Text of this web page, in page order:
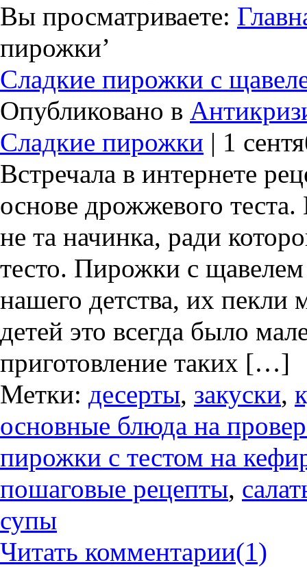
Вы просматриваете:
пирожки’
Сладкие пирожки с
Опубликовано в
Сладкие пирожки | 1
Встречала в интернете
основе дрожжевого
не та начинка, ради
тесто. Пирожки с
нашего детства, их
детей это всегда было
приготовление таких […]
Метки: десерты, закуски,
основные блюда на
пирожки с тестом на
пошаговые рецепты,
супы
Читать комментарии(1)